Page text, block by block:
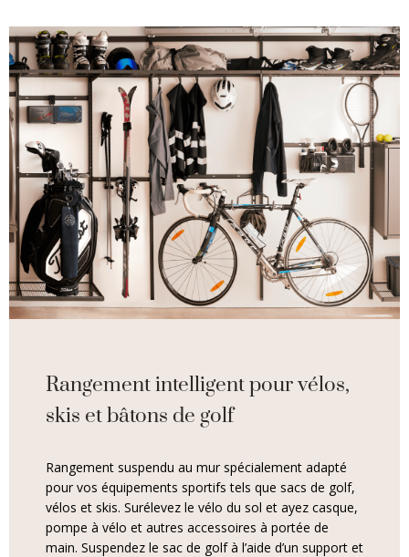
Rangement intelligent pour vélos,
skis et bâtons de golf
Rangement suspendu au mur spécialement adapté
pour vos équipements sportifs tels que sacs de golf,
vélos et skis. Surélevez le vélo du sol et ayez casque,
pompe à vélo et autres accessoires à portée de
main. Suspendez le sac de golf à l’aide d’un support et